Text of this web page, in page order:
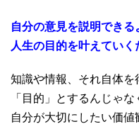
自分の意見を説明できる
人生の目的を叶えてい く
知識や情報、それ自体を
「目的」とするんじゃな
自分が大切にしたい価値